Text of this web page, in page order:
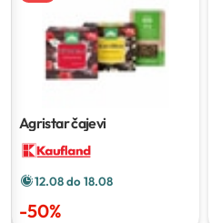
Agristar čajevi
12.08 do 18.08
-50%